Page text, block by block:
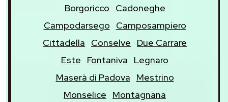
Borgoricco
Cadoneghe
Campodarsego
Camposampiero
Cittadella
Conselve
Due Carrare
Este
Fontaniva
Legnaro
Maserà di Padova
Mestrino
Monselice
Montagnana